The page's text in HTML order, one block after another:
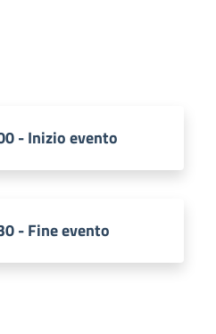
- Inizio evento
- Fine evento